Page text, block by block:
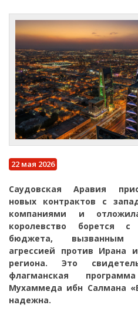
22 мая 2026
Саудовская Аравия
новых контрактов с
компаниями и
королевство борется
бюджета, вызванным
агрессией против Ирана
региона. Это
флагманская
Мухаммеда ибн Салмана
надежна.